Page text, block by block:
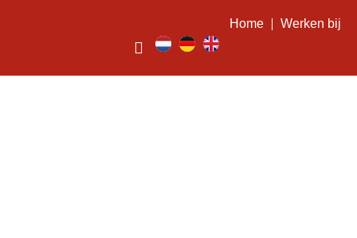
Home Werken bij